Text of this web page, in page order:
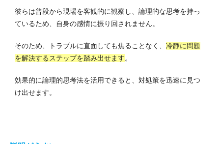
彼らは普段から現場を客観的に観察し、論理的な思考を持っ
ているため、自身の感情に振り回されません。
そのため、トラブルに直面しても焦ることなく、 冷静に問題
を解決するステップを踏み出せます。
効果的に論理的思考法を活用できると、対処策を迅速に見つ
け出せます。